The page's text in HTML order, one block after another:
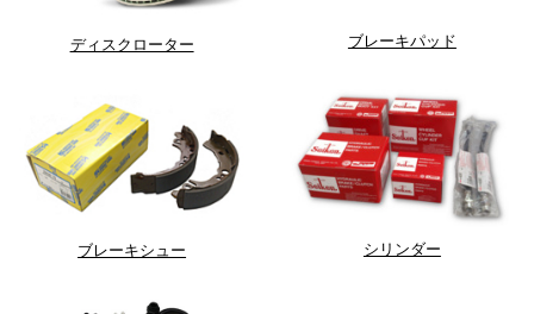
ディスクローター ブレーキパッド
ブレーキシュー シリンダー